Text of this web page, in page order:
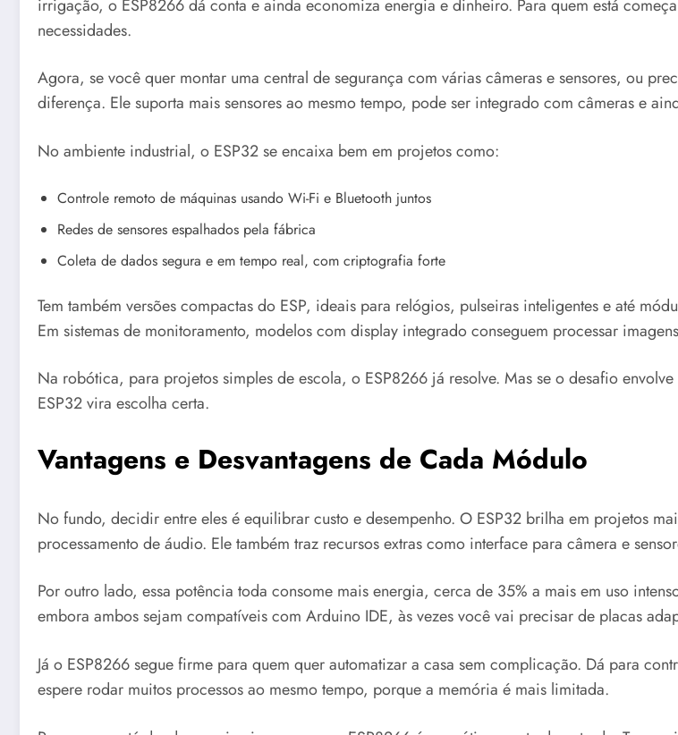
irrigação, o ESP8266 dá conta e ainda economiza energia e dinheiro. Para quem está
necessidades.
Agora, se você quer montar uma central de segurança com várias câmeras e sensores, ou
diferença. Ele suporta mais sensores ao mesmo tempo, pode ser integrado com câmeras e
No ambiente industrial, o ESP32 se encaixa bem em projetos como:
Controle remoto de máquinas usando Wi-Fi e Bluetooth juntos
Redes de sensores espalhados pela fábrica
Coleta de dados segura e em tempo real, com criptografia forte
Tem também versões compactas do ESP, ideais para relógios, pulseiras inteligentes e até
Em sistemas de monitoramento, modelos com display integrado conseguem processar
Na robótica, para projetos simples de escola, o ESP8266 já resolve. Mas se o desafio
ESP32 vira escolha certa.
Vantagens e Desvantagens de Cada Módulo
No fundo, decidir entre eles é equilibrar custo e desempenho. O ESP32 brilha em projetos
processamento de áudio. Ele também traz recursos extras como interface para câmera e
Por outro lado, essa potência toda consome mais energia, cerca de 35% a mais em uso
embora ambos sejam compatíveis com Arduino IDE, às vezes você vai precisar de placas
Já o ESP8266 segue firme para quem quer automatizar a casa sem complicação. Dá para
espere rodar muitos processos ao mesmo tempo, porque a memória é mais limitada.